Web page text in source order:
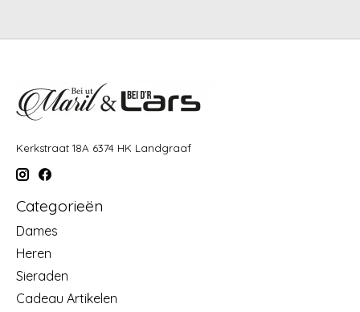
Kerkstraat 18A 6374 HK Landgraaf
Categorieën
Dames
Heren
Sieraden
Cadeau Artikelen